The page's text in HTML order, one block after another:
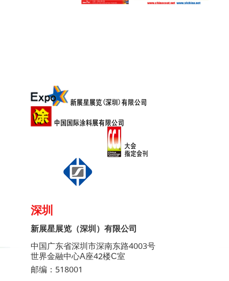
深圳
新展星展览（深圳）有限公司
中国广东省深圳市深南东路4003号
世界金融中心A座42楼C室
邮编：518001